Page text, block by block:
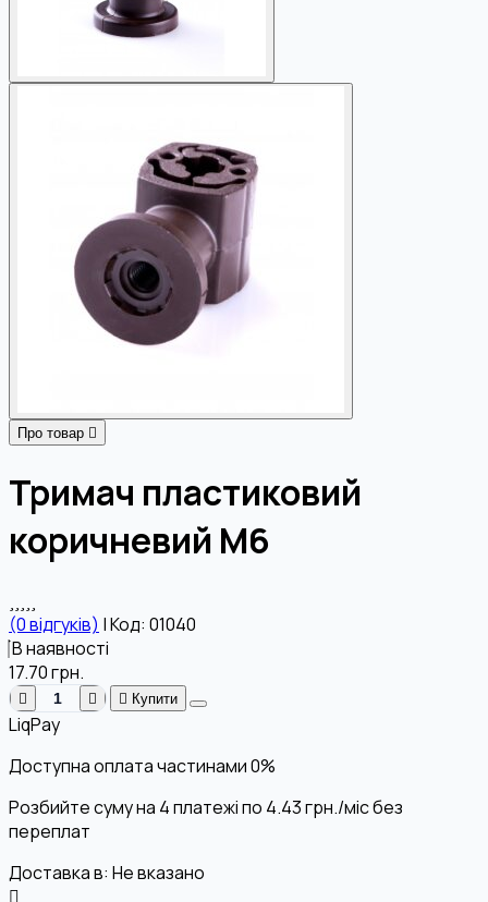
Про товар
Тримач пластиковий
коричневий М6
(0 відгуків) |Код: 01040
В наявності
17.70грн.
Купити
LiqPay
Доступна оплата частинами0%
Розбийте суму на 4 платежі по 4.43грн./міс без
переплат
Доставка в: Не вказано